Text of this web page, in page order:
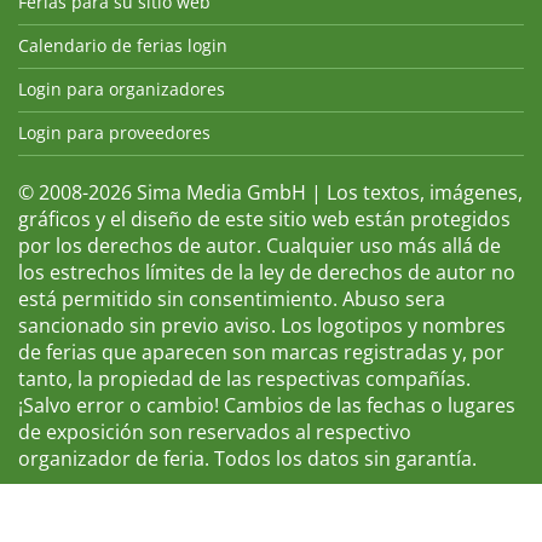
Calendario de ferias login
Login para organizadores
Login para proveedores
© 2008-2026 Sima Media GmbH | Los textos, imágenes,
gráficos y el diseño de este sitio web están protegidos
por los derechos de autor. Cualquier uso más allá de
los estrechos límites de la ley de derechos de autor no
está permitido sin consentimiento. Abuso sera
sancionado sin previo aviso. Los logotipos y nombres
de ferias que aparecen son marcas registradas y, por
tanto, la propiedad de las respectivas compañías.
¡Salvo error o cambio! Cambios de las fechas o lugares
de exposición son reservados al respectivo
organizador de feria. Todos los datos sin garantía.